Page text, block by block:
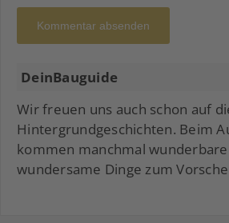
Kommentar absenden
DeinBauguide
Wir freuen uns auch schon auf
Hintergrundgeschichten. Beim
kommen manchmal
wundersame Dinge zum